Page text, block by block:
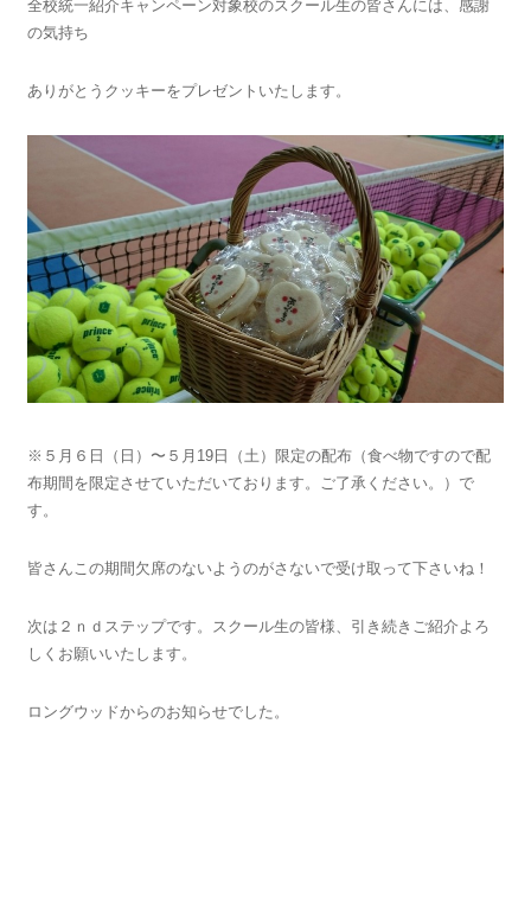
全校統一紹介キャンペーン対象校のスクール生の皆さんには、感謝
の気持ち
ありがとうクッキーをプレゼントいたします。
※５月６日（日）〜５月19日（土）限定の配布（食べ物ですので配
布期間を限定させていただいております。ご了承ください。）で
す。
皆さんこの期間欠席のないようのがさないで受け取って下さいね！
次は２ｎｄステップです。スクール生の皆様、引き続きご紹介よろ
しくお願いいたします。
ロングウッドからのお知らせでした。